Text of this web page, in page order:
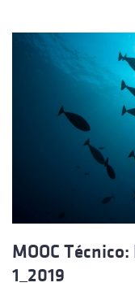
MOOC
1_2019